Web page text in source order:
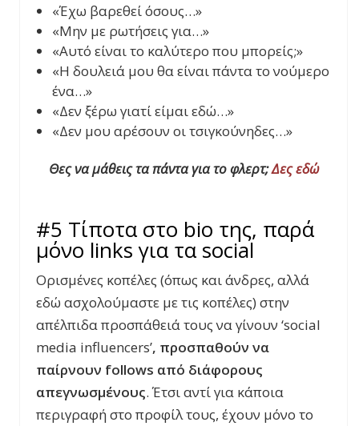
«Έχω βαρεθεί όσους…»
«Μην με ρωτήσεις για…»
«Αυτό είναι το καλύτερο που μπορείς;»
«Η δουλειά μου θα είναι πάντα το νούμερο
ένα…»
«Δεν ξέρω γιατί είμαι εδώ…»
«Δεν μου αρέσουν οι τσιγκούνηδες…»
Θες να μάθεις τα πάντα για το φλερτ;Δες εδώ
#5 Τίποτα στο bio της, παρά
μόνο links για τα social
Ορισμένες κοπέλες (όπως και άνδρες, αλλά
εδώ ασχολούμαστε με τις κοπέλες) στην
απέλπιδα προσπάθειά τους να γίνουν ‘social
media influencers’, προσπαθούν να
παίρνουν follows από διάφορους
απεγνωσμένους. Έτσι αντί για κάποια
περιγραφή στο προφίλ τους, έχουν μόνο το